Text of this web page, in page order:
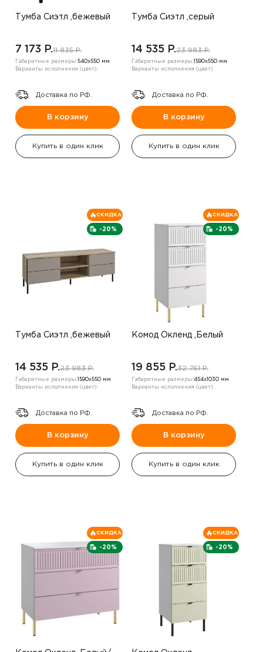
Тумба Сиэтл ,бежевый
7 173 P.11 835 P.
Габаритные размеры:540х550 мм
Варианты исполнения (цвет):
Доставка по РФ.
В корзину
Купить в один клик
Тумба Сиэтл ,серый
14 535 P.23 983 P.
Габаритные размеры: 1590х550 мм
Варианты исполнения (цвет):
Доставка по РФ.
В корзину
Купить в один клик
-20%
СКИДКА
Тумба Сиэтл ,бежевый
14 535 P.23 983 P.
Габаритные размеры: 1590х550 мм
Варианты исполнения (цвет):
Доставка по РФ.
В корзину
Купить в один клик
-20%
СКИДКА
Комод Окленд ,Белый
19 855 P.32 761 P.
Габаритные размеры:454х1030 мм
Варианты исполнения (цвет):
Доставка по РФ.
В корзину
Купить в один клик
-20%
СКИДКА
-20%
СКИДКА